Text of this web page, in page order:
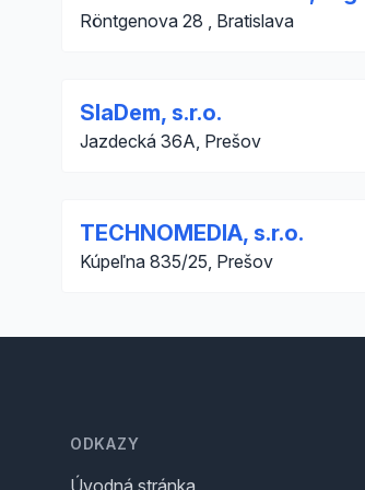
Röntgenova 28 , Bratislava
SlaDem, s.r.o.
Jazdecká 36A, Prešov
TECHNOMEDIA, s.r.o.
Kúpeľna 835/25, Prešov
ODKAZY
Úvodná stránka